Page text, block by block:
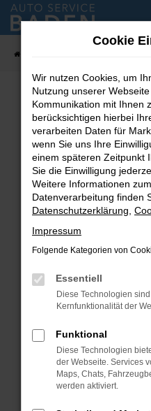
Zum
Hauptinhalt
Fehler:
Beim Laden ist ein
Hier sind ein paar
Überprüfe deine
Laden andere
Suchmaschine?
Prüfe deine
können das Laden
verhindern.
Fenster?
Starte dein Gerät
Das kann
Probleme zu beheben.
Cookie
Wir nutzen Cookies, um
Nutzung unserer
Kommunikation mit Ihnen
berücksichtigen hierbei
verarbeiten Daten für
wenn Sie uns Ihre
einem späteren Zeitpunkt
Sie die Einwilligung
Weitere Informationen
Datenverarbeitung finden
Datenschutzerklärung
Impressum
Folgende Kategorien von
Essentiell
Diese Technologien
Kernfunktionalität der
Funktional
Diese Technologien
der Webseite. Services
Maps, Chats,
werden aktiviert.